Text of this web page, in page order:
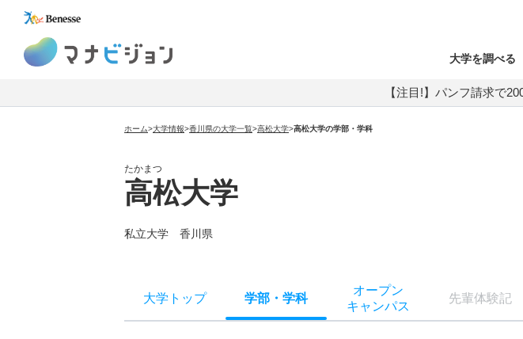
大学を調べる
【注目!】パンフ請求で
ホーム>大学情報>香川県の大学一覧>高松大学>高松大学の学部・学科
たかまつ
高松大学
私立大学 香川県
大学トップ 学部 ・ 学科
オープン
キャンパス
先輩体験記